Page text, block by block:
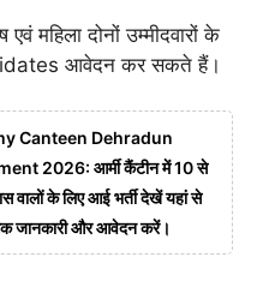
एवं महिला दोनों उम्मीदवारों के
आवेदन कर सकते हैं।
Canteen Dehradun
2026: आर्मी कैंटीन में 10 से
वालों के लिए आई भर्ती देखें यहां से
जानकारी और आवेदन करें।